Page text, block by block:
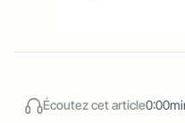
Écoutez cet article